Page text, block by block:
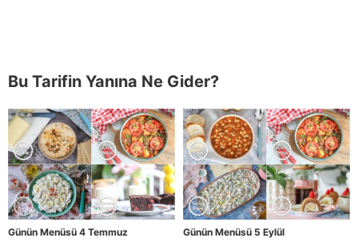
Bu Tarifin Yanına Ne Gider?
Günün Menüsü 4 Temmuz Günün Menüsü 5 Eylül